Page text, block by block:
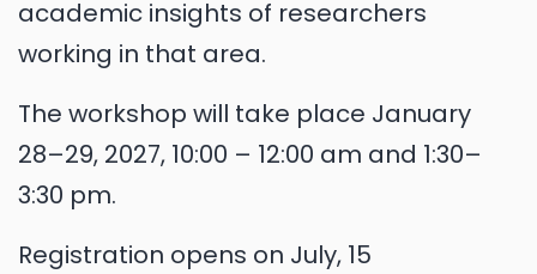
academic insights of researchers
working in that area.
The workshop will take place January
28–29, 2027, 10:00 – 12:00 am and 1:30–
3:30 pm.
Registration opens on July, 15